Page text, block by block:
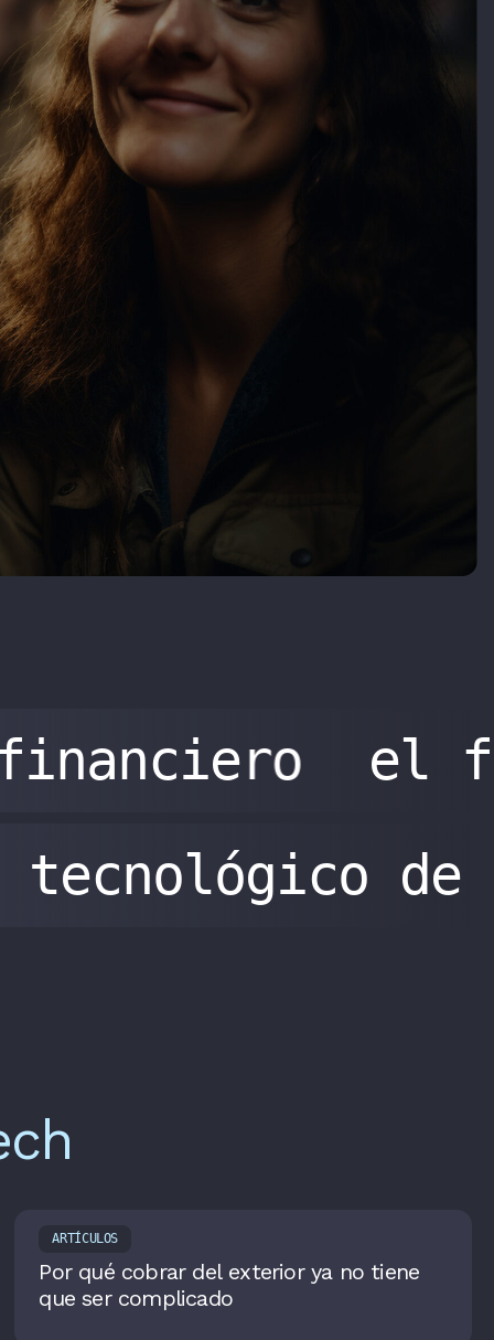
el
tecnológico de
ARTÍCULOS
Por qué cobrar del exterior ya no tiene
que ser complicado